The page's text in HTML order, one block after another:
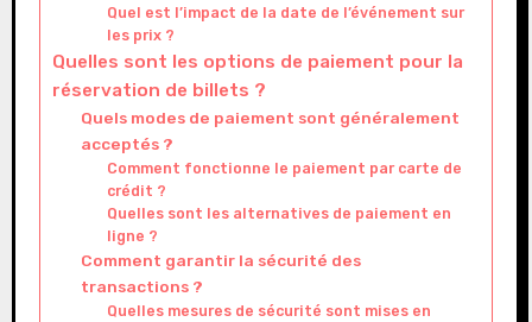
Quel est l’impact de la date de l’événement sur
les prix ?
Quelles sont les options de paiement pour la
réservation de billets ?
Quels modes de paiement sont généralement
acceptés ?
Comment fonctionne le paiement par carte de
crédit ?
Quelles sont les alternatives de paiement en
ligne ?
Comment garantir la sécurité des
transactions ?
Quelles mesures de sécurité sont mises en